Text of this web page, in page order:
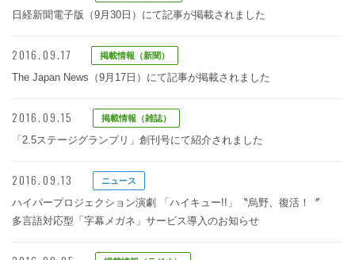
日経新聞電子版（9月30日）にて記事が掲載されました
2016.09.17 掲載情報（新聞）
The Japan News（9月17日）にて記事が掲載されました
2016.09.15 掲載情報（雑誌）
「2.5ステージグランプリ」創刊号にて紹介されました
2016.09.13 ニュース
ハイパープロジェクション演劇 「ハイキュー!!」〝烏野、復活！〞
多言語対応型「字幕メガネ」サービス導入のお知らせ